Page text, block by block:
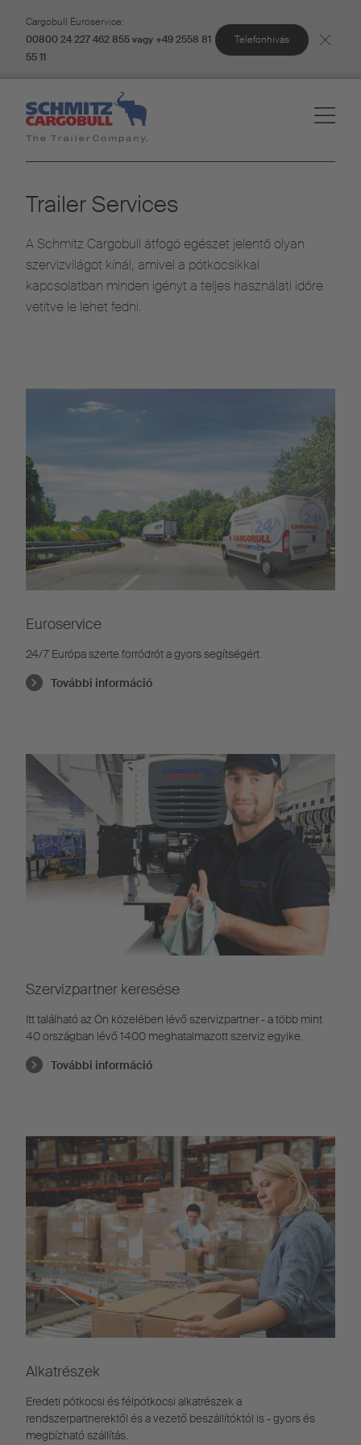
Cargobull Euroservice:
00800 24 227 462 855 vagy +49 2558 81
55 11
Telefonhívás
Trailer Services
A Schmitz Cargobull átfogó egészet jelentő olyan
szervizvilágot kínál, amivel a pótkocsikkal
kapcsolatban minden igényt a teljes használati időre
vetítve le lehet fedni.
Euroservice
24/7 Európa szerte forródrót a gyors segítségért.
További információ
Szervizpartner keresése
Itt található az Ön közelében lévő szervizpartner - a több mint
40 országban lévő 1400 meghatalmazott szerviz egyike.
További információ
Alkatrészek
Eredeti pótkocsi és félpótkocsi alkatrészek a
rendszerpartnerektől és a vezető beszállítóktól is - gyors és
megbízható szállítás.